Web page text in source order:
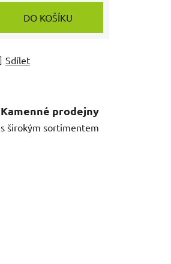
DO KOŠÍKU
Sdílet
Kamenné prodejny
s širokým sortimentem